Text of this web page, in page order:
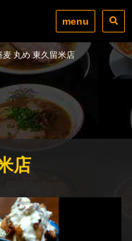
menu
麦 丸め 東久留米店
店